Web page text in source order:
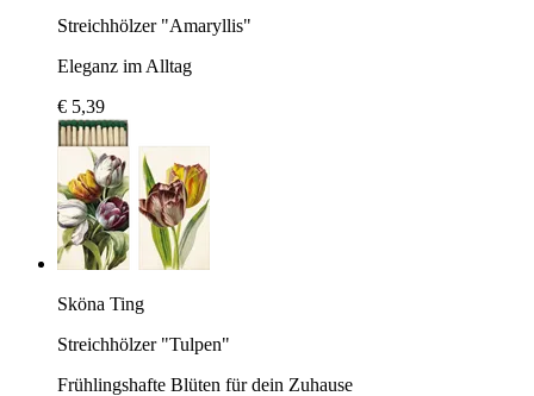
Streichhölzer "Amaryllis"
Eleganz im Alltag
€ 5,39
Sköna Ting
Streichhölzer "Tulpen"
Frühlingshafte Blüten für dein Zuhause